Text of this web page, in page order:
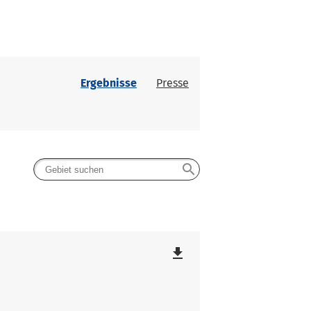
Ergebnisse Presse
search
file_download